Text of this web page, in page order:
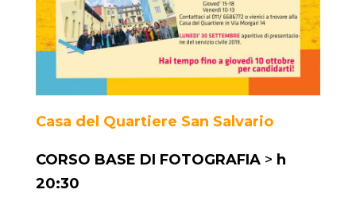
Casa del Quartiere San Salvario
CORSO BASE DI FOTOGRAFIA > h
20:30